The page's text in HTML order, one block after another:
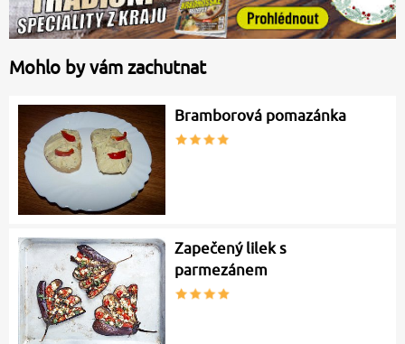
Mohlo by vám zachutnat
Bramborová pomazánka
Zapečený lilek s
parmezánem